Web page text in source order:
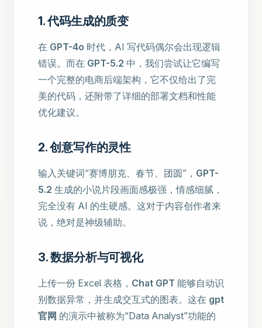
1. 代码生成的质变
在 GPT-4o 时代，AI 写代码偶尔会出现逻辑
错误。而在 GPT-5.2 中，我们尝试让它编写
一个完整的电商后端架构，它不仅给出了完
美的代码，还附带了详细的部署文档和性能
优化建议。
2. 创意写作的灵性
输入关键词“赛博朋克、春节、团圆”， GPT-
5.2 生成的小说片段画面感极强，情感细腻，
完全没有 AI 的生硬感。这对于内容创作者来
说，绝对是神级辅助。
3. 数据分析与可视化
上传一份 Excel 表格， Chat GPT 能够自动识
别数据异常，并生成交互式的图表。这在 gpt
官网 的演示中被称为“Data Analyst”功能的